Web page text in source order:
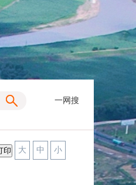
一网搜
小
中
大